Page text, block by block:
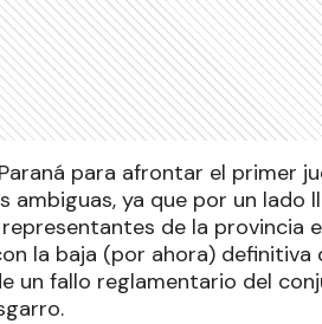
para afrontar el primer
ambiguas, ya que por un lado
de la provincia
la baja (por ahora)
un fallo reglamentario del